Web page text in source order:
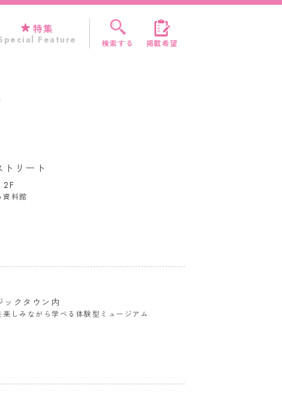
特集
Feature 検索する 掲載希望
リート
2F
資料館
ックタウン内
しみながら学べる体験型ミュージアム